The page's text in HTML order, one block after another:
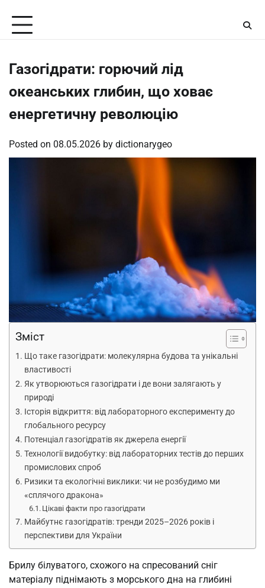
content
Газогідрати: горючий лід
океанських глибин, що ховає
енергетичну революцію
Posted on 08.05.2026 by dictionarygeo
Зміст
Що таке газогідрати: молекулярна будова та унікальні
властивості
Як утворюються газогідрати і де вони залягають у
природі
Історія відкриття: від лабораторного експерименту до
глобального ресурсу
Потенціал газогідратів як джерела енергії
Технології видобутку: від лабораторних тестів до перших
промислових спроб
Ризики та екологічні виклики: чи не розбудимо ми
«сплячого дракона»
Цікаві факти про газогідрати
Майбутнє газогідратів: тренди 2025–2026 років і
перспективи для України
Брилу білуватого, схожого на спресований сніг
матеріалу піднімають з морського дна на глибині